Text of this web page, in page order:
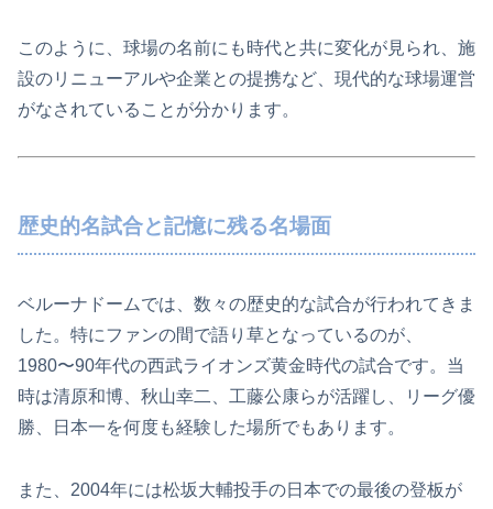
このように、球場の名前にも時代と共に変化が見られ、施
設のリニューアルや企業との提携など、現代的な球場運営
がなされていることが分かります。
歴史的名試合と記憶に残る名場面
ベルーナドームでは、数々の歴史的な試合が行われてきま
した。特にファンの間で語り草となっているのが、
1980〜90年代の西武ライオンズ黄金時代の試合です。当
時は清原和博、秋山幸二、工藤公康らが活躍し、リーグ優
勝、日本一を何度も経験した場所でもあります。
また、2004年には松坂大輔投手の日本での最後の登板が